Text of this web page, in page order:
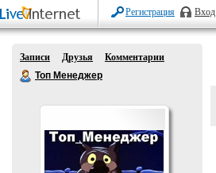
Регистрация Вход
Записи Друзья
Комментарии
Топ Менеджер